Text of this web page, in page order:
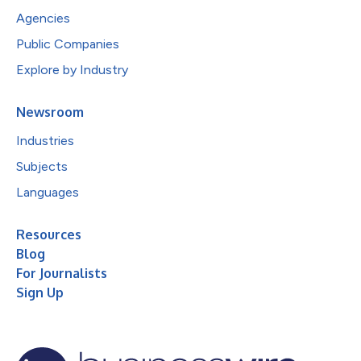
Agencies
Public Companies
Explore by Industry
Newsroom
Industries
Subjects
Languages
Resources
Blog
For Journalists
Sign Up